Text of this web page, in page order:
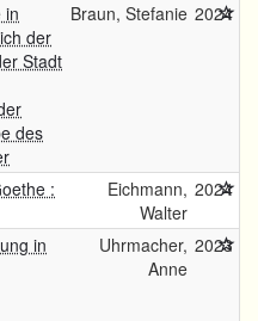
in
der
Stadt
des
Braun, Stefanie 2024
:
Eichmann,
Walter
2024
in
Uhrmacher,
Anne
2023